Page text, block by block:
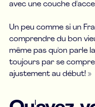
avec une couche
Un peu comme si un
comprendre du bon
même pas qu'on parle
toujours par se
ajustement au début! »